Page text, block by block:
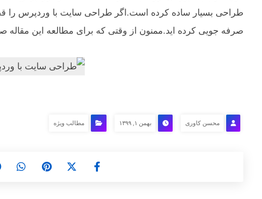
طراحی بسیار ساده کرده است.اگر طراحی سایت با وردپرس را قصد
صرفه جویی کرده اید.ممنون از وقتی که برای مطالعه این مقاله
محسن کاوری بهمن ۱, ۱۳۹۹ مطالب ویژه